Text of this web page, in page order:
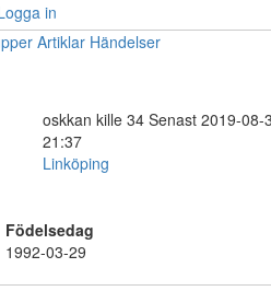
in
Artiklar Händelser
oskkan kille 34 Senast 2019-08-
21:37
Linköping
Födelsedag
1992-03-29